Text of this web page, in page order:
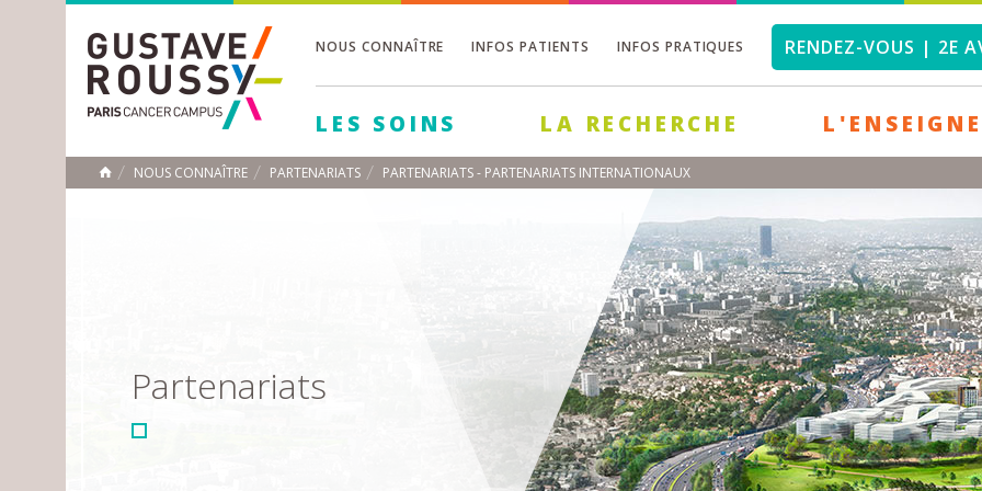
NOUS CONNAÎTRE INFOS PATIENTS INFOS PRATIQUES RENDEZ-VOUS | 2E
LES SOINS LA RECHERCHE
ACCUEIL
NOUS CONNAÎTRE PARTENARIATS PARTENARIATS - PARTENARIATS INTERNATIONAUX
Partenariats